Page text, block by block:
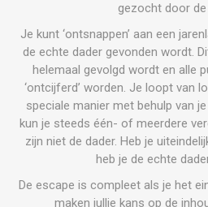
gezocht door de
Je kunt ‘ontsnappen’ aan een
de echte dader gevonden wordt.
helemaal gevolgd wordt en alle
‘ontcijferd’ worden. Je loopt van
speciale manier met behulp van
kun je steeds één- of meerdere
zijn niet de dader. Heb je
heb je de echte
De escape is compleet als je het
maken jullie kans op de